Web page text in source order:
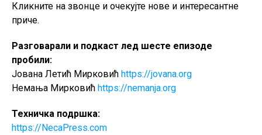
Кликните на звонце и очекујте нове и интересантне
приче.
Разговарали и подкаст лед шесте епизоде
пробили:
Јована Летић Мирковић https://jovana.org
Немања Мирковић https://nemanja.org
Техничка подршка:
https://NecaPress.com